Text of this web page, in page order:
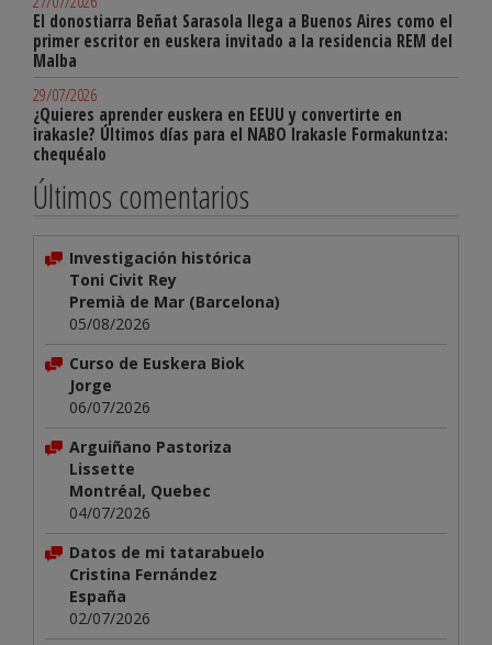
El donostiarra Beñat Sarasola llega a Buenos Aires como el
primer escritor en euskera invitado a la residencia REM del
Malba
29/07/2026
¿Quieres aprender euskera en EEUU y convertirte en
irakasle? Últimos días para el NABO Irakasle Formakuntza:
chequéalo
Últimos comentarios
Investigación histórica
Toni Civit Rey
Premià de Mar (Barcelona)
05/08/2026
Curso de Euskera Biok
Jorge
06/07/2026
Arguiñano Pastoriza
Lissette
Montréal, Quebec
04/07/2026
Datos de mi tatarabuelo
Cristina Fernández
España
02/07/2026